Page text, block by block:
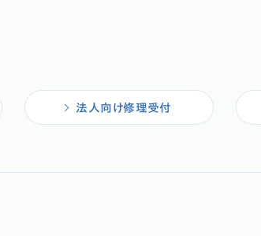
法人向け修理受付